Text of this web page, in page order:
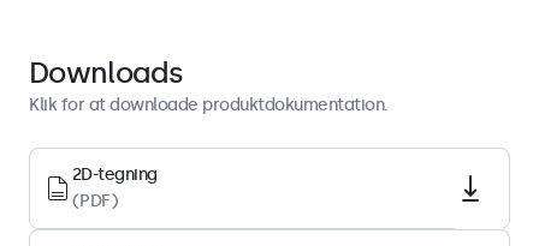
Download PDF
Teknisk tegning (3D)
Strøm
Downloads
Klik for at downloade produktdokumentation.
2D-tegning
(PDF)